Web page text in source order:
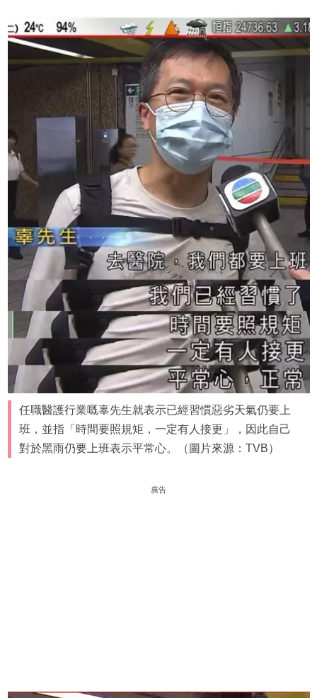
任職醫護行業嘅辜先生就表示已經習慣惡劣天氣仍要上
班，並指「時間要照規矩，一定有人接更」，因此自己
對於黑雨仍要上班表示平常心。（圖片來源：TVB）
廣告